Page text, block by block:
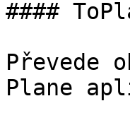
####
Převede
Plane